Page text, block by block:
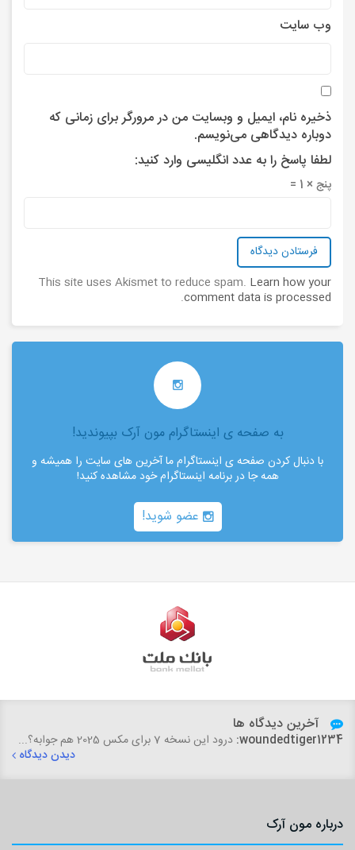
وب‌ سایت
ذخیره نام، ایمیل و وبسایت من در مرورگر برای زمانی که
دوباره دیدگاهی می‌نویسم.
لطفا پاسخ را به عدد انگلیسی وارد کنید:
پنج × 1 =
This site uses Akismet to reduce spam. Learn how your
comment data is processed
.
به صفحه ی اینستاگرام مون آرک بپیوندید!
با دنبال کردن صفحه ی اینستاگرام ما آخرین های سایت را همیشه و
همه جا در برنامه اینستاگرام خود مشاهده کنید!
عضو شوید!
آخرین دیدگاه ها
woundedtiger1234: درود این نسخه 7 برای مکس 2025 هم جوابه؟...
دیدن دیدگاه
درباره مون آرک